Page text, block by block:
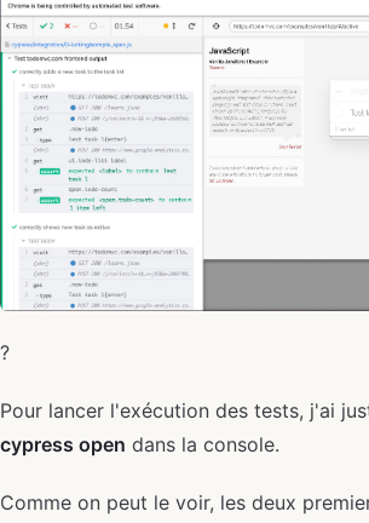
?
Pour lancer l'exécution des tests, j'ai
cypress open dans la console.
Comme on peut le voir, les deux